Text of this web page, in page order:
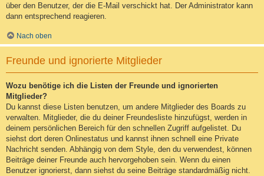
über den Benutzer, der die E-Mail verschickt hat. Der Administrator kann
dann entsprechend reagieren.
Nach oben
Freunde und ignorierte Mitglieder
Wozu benötige ich die Listen der Freunde und ignorierten
Mitglieder?
Du kannst diese Listen benutzen, um andere Mitglieder des Boards zu
verwalten. Mitglieder, die du deiner Freundesliste hinzufügst, werden in
deinem persönlichen Bereich für den schnellen Zugriff aufgelistet. Du
siehst dort deren Onlinestatus und kannst ihnen schnell eine Private
Nachricht senden. Abhängig von dem Style, den du verwendest, können
Beiträge deiner Freunde auch hervorgehoben sein. Wenn du einen
Benutzer ignorierst, dann siehst du seine Beiträge standardmäßig nicht.